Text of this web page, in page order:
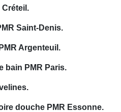
Saint-Denis.
Argenteuil.
bain PMR Paris.
douche PMR Essonne.